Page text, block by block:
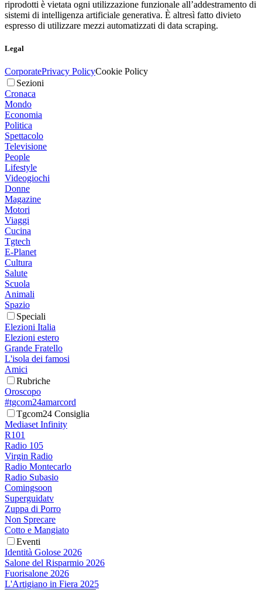
riprodotti è vietata ogni utilizzazione funzionale all’addestramento di
sistemi di intelligenza artificiale generativa. È altresì fatto divieto
espresso di utilizzare mezzi automatizzati di data scraping.
Legal
CorporatePrivacy PolicyCookie Policy
Sezioni
Cronaca
Mondo
Economia
Politica
Spettacolo
Televisione
People
Lifestyle
Videogiochi
Donne
Magazine
Motori
Viaggi
Cucina
Tgtech
E-Planet
Cultura
Salute
Scuola
Animali
Spazio
Speciali
Elezioni Italia
Elezioni estero
Grande Fratello
L'isola dei famosi
Amici
Rubriche
Oroscopo
#tgcom24amarcord
Tgcom24 Consiglia
Mediaset Infinity
R101
Radio 105
Virgin Radio
Radio Montecarlo
Radio Subasio
Comingsoon
Superguidatv
Zuppa di Porro
Non Sprecare
Cotto e Mangiato
Eventi
Identità Golose 2026
Salone del Risparmio 2026
Fuorisalone 2026
L'Artigiano in Fiera 2025